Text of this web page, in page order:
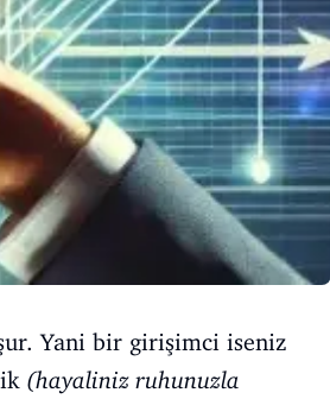
Yani bir girişimci iseniz
(hayaliniz ruhunuzla